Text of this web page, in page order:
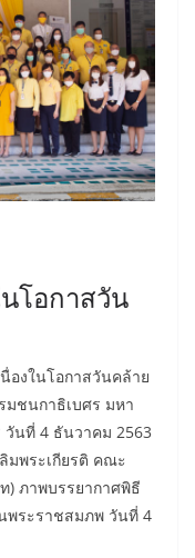
โอกาสวัน
องในโอกาสวันคล้าย
มชนกาธิเบศร มหา
นที่ 4 ธันวาคม 2563
มพระเกียรติ คณะ
) ภาพบรรยากาศพิธี
พระราชสมภพ วันที่ 4